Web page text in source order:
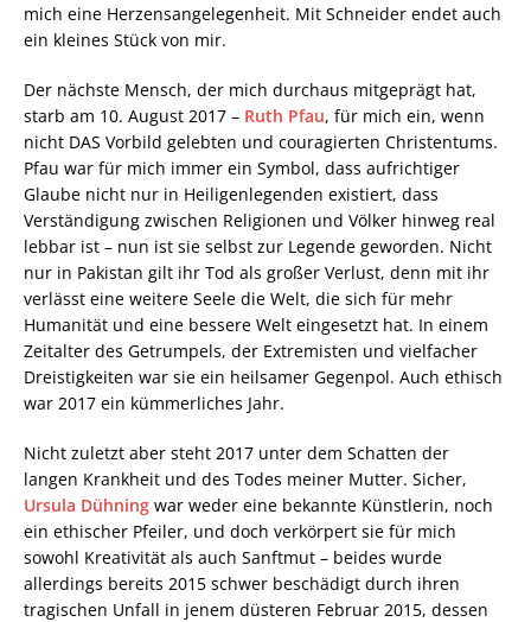
mich eine Herzensangelegenheit. Mit Schneider endet auch
ein kleines Stück von mir.
Der nächste Mensch, der mich durchaus mitgeprägt hat,
starb am 10. August 2017 – Ruth Pfau, für mich ein, wenn
nicht DAS Vorbild gelebten und couragierten Christentums.
Pfau war für mich immer ein Symbol, dass aufrichtiger
Glaube nicht nur in Heiligenlegenden existiert, dass
Verständigung zwischen Religionen und Völker hinweg real
lebbar ist – nun ist sie selbst zur Legende geworden. Nicht
nur in Pakistan gilt ihr Tod als großer Verlust, denn mit ihr
verlässt eine weitere Seele die Welt, die sich für mehr
Humanität und eine bessere Welt eingesetzt hat. In einem
Zeitalter des Getrumpels, der Extremisten und vielfacher
Dreistigkeiten war sie ein heilsamer Gegenpol. Auch ethisch
war 2017 ein kümmerliches Jahr.
Nicht zuletzt aber steht 2017 unter dem Schatten der
langen Krankheit und des Todes meiner Mutter. Sicher,
Ursula Dühning war weder eine bekannte Künstlerin, noch
ein ethischer Pfeiler, und doch verkörpert sie für mich
sowohl Kreativität als auch Sanftmut – beides wurde
allerdings bereits 2015 schwer beschädigt durch ihren
tragischen Unfall in jenem düsteren Februar 2015, dessen